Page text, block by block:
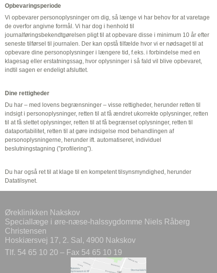
Opbevaringsperiode
Vi opbevarer personoplysninger om dig, så længe vi har behov for at varetage
de overfor angivne formål. Vi har dog i henhold til
journalføringsbekendtgørelsen pligt til at opbevare disse i minimum 10 år efter
seneste tilførsel til journalen. Der kan opstå tilfælde hvor vi er nødsaget til at
opbevare dine personoplysninger i længere tid, f.eks. i forbindelse med en
klagesag eller erstatningssag, hvor oplysninger i så fald vil blive opbevaret,
indtil sagen er endeligt afsluttet.
Dine rettigheder
Du har – med lovens begrænsninger – visse rettigheder, herunder retten til
indsigt i personoplysninger, retten til at få ændret ukorrekte oplysninger, retten
til at få slettet oplysninger, retten til at få begrænset oplysninger, retten til
dataportabilitet, retten til at gøre indsigelse mod behandlingen af
personoplysningerne, herunder ift. automatiseret, individuel
beslutningstagning (”profilering”).
Du har også ret til at klage til en kompetent tilsynsmyndighed, herunder
Datatilsynet.
Øreklinikken Nakskov
Speciallæge i øre-næse-halssygdomme Niels Råberg
Christensen
Hoskiærsvej 17, 2. Sal, 4900 Nakskov
Tlf. 54 65 10 20 – Fax 54 65 10 19